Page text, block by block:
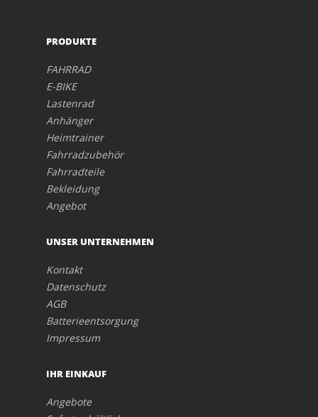
PRODUKTE
FAHRRAD
E-BIKE
Lastenrad
Anhänger
Heimtrainer
Fahrradzubehör
Fahrradteile
Bekleidung
Angebot
UNSER UNTERNEHMEN
Kontakt
Datenschutz
AGB
Batterieentsorgung
Impressum
IHR EINKAUF
Angebote